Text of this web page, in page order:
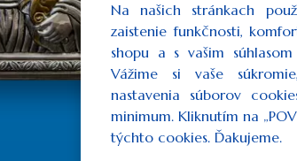
Na našich stránkach
zaistenie funkčnosti,
shopu a s vašim
Vážime si vaše
nastavenia súborov
minimum. Kliknutím na
týchto cookies. Ďakujeme.